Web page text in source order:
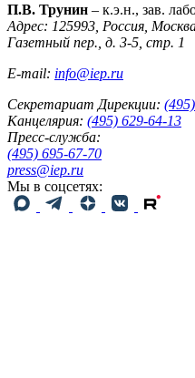
П.В. Трунин – к.э.н., зав.
Адрес: 125993, Россия,
Газетный пер., д. 3-5, стр. 1
E-mail: info@iep.ru
Секретариат Дирекции:
Канцелярия: (495) 629-64-13
Пресс-служба:
(495) 695-67-70
press@iep.ru
Мы в соцсетях: